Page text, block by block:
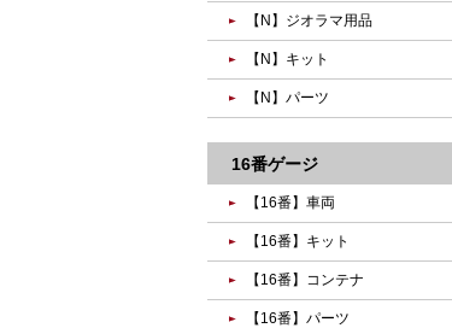
【N】ジオラマ用品
【N】キット
【N】パーツ
16番ゲージ
【16番】車両
【16番】キット
【16番】コンテナ
【16番】パーツ